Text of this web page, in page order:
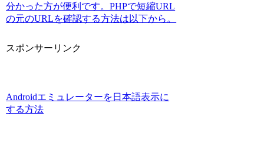
分かった方が便利です。PHPで短縮URL
の元のURLを確認する方法は以下から。
スポンサーリンク
Androidエミュレーターを日本語表示に
する方法